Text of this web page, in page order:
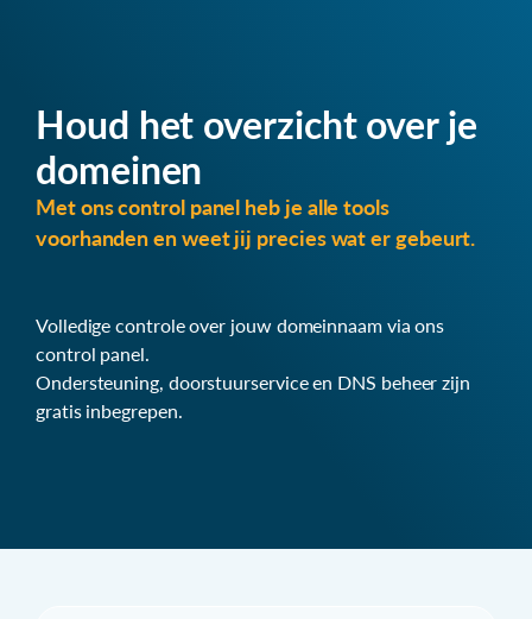
Houd het overzicht over je
domeinen
Met ons control panel heb je alle tools
voorhanden en weet jij precies wat er gebeurt.
Volledige controle over jouw domeinnaam via ons
control panel.
Ondersteuning, doorstuurservice en DNS beheer zijn
gratis inbegrepen.